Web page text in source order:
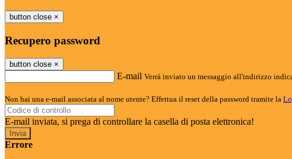
button close ×
Recupero password
button close ×
E-mail Verrà inviato un messaggio all'indirizzo
Non hai una e-mail associata al nome utente? Effettua il reset della password tramite la
E-mail inviata, si prega di controllare la casella di posta elettronica!
Errore